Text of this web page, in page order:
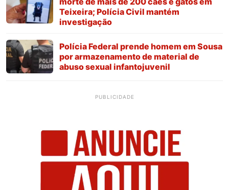
Teixeira; Polícia Civil mantém
investigação
Polícia Federal prende homem em Sousa
por armazenamento de material de
abuso sexual infantojuvenil
PUBLICIDADE